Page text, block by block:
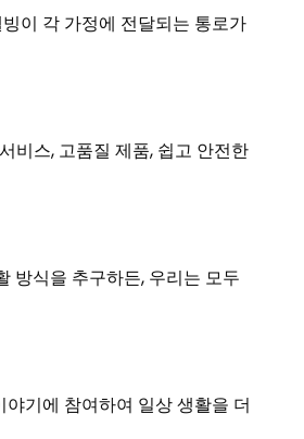
이 각 가정에 전달되는 통로가
비스, 고품질 제품, 쉽고 안전한
방식을 추구하든, 우리는 모두
기에 참여하여 일상 생활을 더